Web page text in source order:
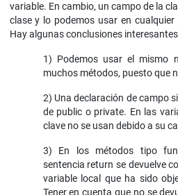
variable. En cambio, un campo de la
clase y lo podemos usar en
Hay algunas conclusiones
1) Podemos usar el mismo
muchos métodos, puesto que
2) Una declaración de campo
de public o private. En las
clave no se usan debido a su
3) En los métodos tipo
sentencia return se devuelve
variable local que ha sido
Tener en cuenta que no se